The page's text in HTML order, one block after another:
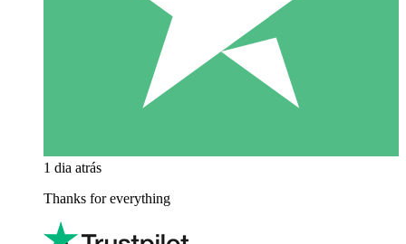
1 dia atrás
Thanks for everything